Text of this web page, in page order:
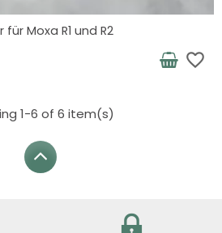
Moxa R1 und R2
favorite_border
1-6 of 6 item(s)